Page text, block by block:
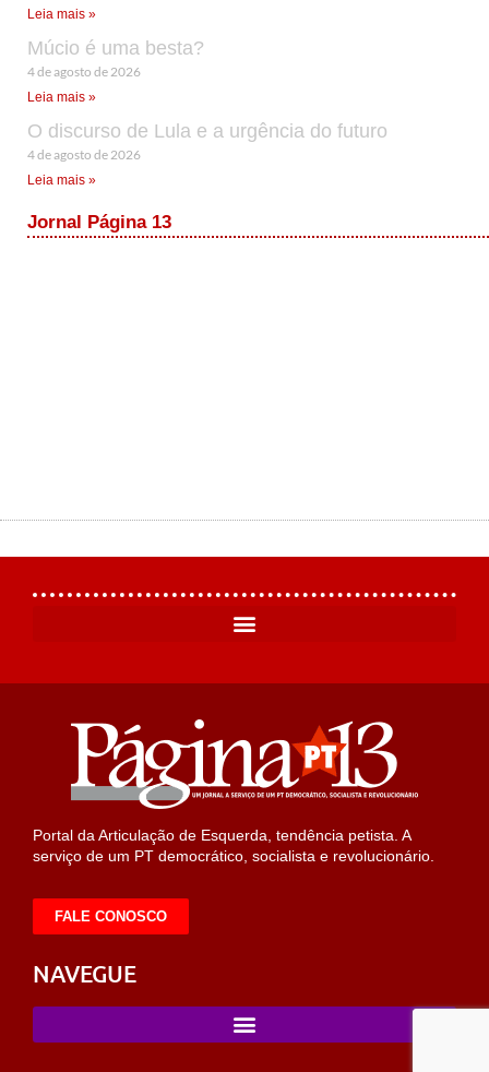
Leia mais »
Múcio é uma besta?
4 de agosto de 2026
Leia mais »
O discurso de Lula e a urgência do futuro
4 de agosto de 2026
Leia mais »
Jornal Página 13
Portal da Articulação de Esquerda, tendência petista. A
serviço de um PT democrático, socialista e revolucionário.
FALE CONOSCO
NAVEGUE